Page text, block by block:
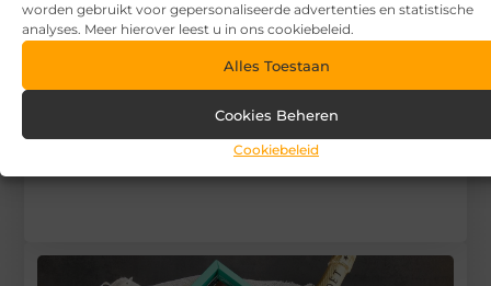
worden gebruikt voor gepersonaliseerde advertenties en statistische
analyses. Meer hierover leest u in ons cookiebeleid.
Alles Toestaan
Cookies Beheren
Cookiebeleid
Begin vandaag nog
V.I.P.
Baits
Registreer hier